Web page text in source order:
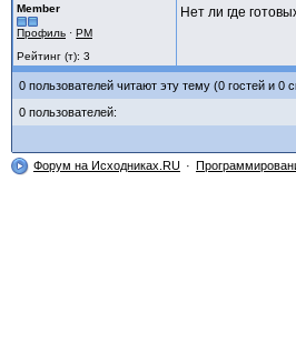
Member
Профиль · PM
Рейтинг (т): 3
Нет ли где
0 пользователей читают эту тему (0 гостей и 0
0 пользователей:
Форум на Исходниках.RU